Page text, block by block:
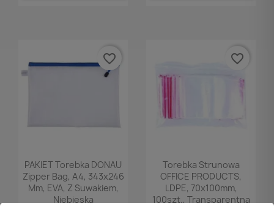
Podgląd
PAKIET Torebka DONAU
Zipper Bag, A4, 343x246
Mm, EVA, Z Suwakiem,
Niebieska
favorite_border
Podgląd
Torebka Strunowa
OFFICE PRODUCTS,
LDPE, 70x100mm,
100szt., Transparentna
favorite_border